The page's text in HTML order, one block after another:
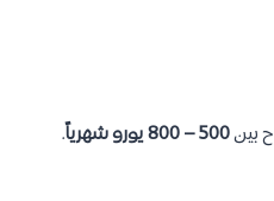
بين500 – 800 يورو شهرياً .